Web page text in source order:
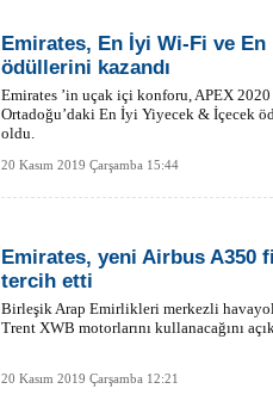
Emirates, En İyi Wi-Fi ve En
ödüllerini kazandı
Emirates ’in uçak içi konforu, APEX
Ortadoğu’daki En İyi Yiyecek & İçecek
oldu.
20 Kasım 2019 Çarşamba 15:44
Emirates, yeni Airbus A350
tercih etti
Birleşik Arap Emirlikleri merkezli
Trent XWB motorlarını kullanacağını
20 Kasım 2019 Çarşamba 12:21